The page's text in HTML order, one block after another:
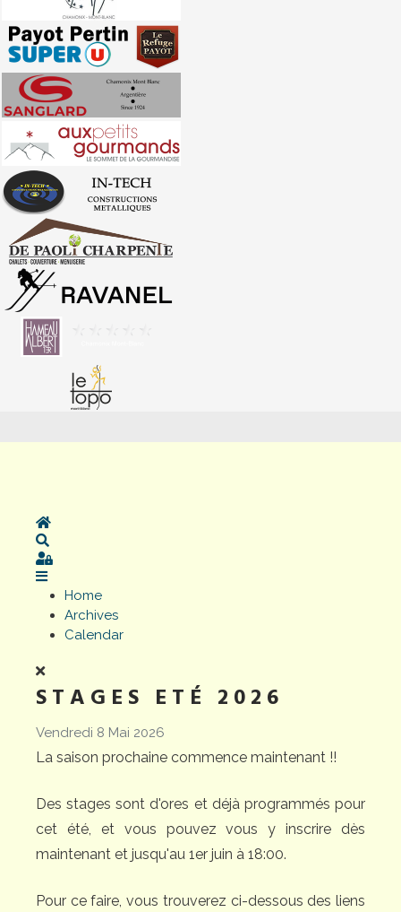
Home
Sign In
Home
Archives
Calendar
STAGES ETÉ 2026
Vendredi 8 Mai 2026
La saison prochaine commence maintenant !!
Des stages sont d'ores et déjà programmés pour
cet été, et vous pouvez vous y inscrire dès
maintenant et jusqu'au 1er juin à 18:00.
Pour ce faire, vous trouverez ci-dessous des liens